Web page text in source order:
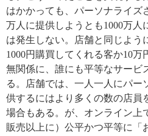
はかかっても、パーソナライズ
万人に提供しようとも1000万人
は発生しない。店舗と同じよう
1000円購買してくれる客か10
無関係に、誰にも平等なサービ
る。店舗では、一人一人にパー
供するにはより多くの数の店員
場合もある。が、オンライン上
販売以上に）公平かつ平等に「